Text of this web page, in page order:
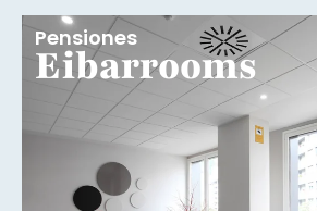
Pensiones
Eibarrooms